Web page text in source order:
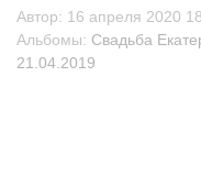
Автор: 16 апреля 2020
Альбомы: Свадьба
21.04.2019